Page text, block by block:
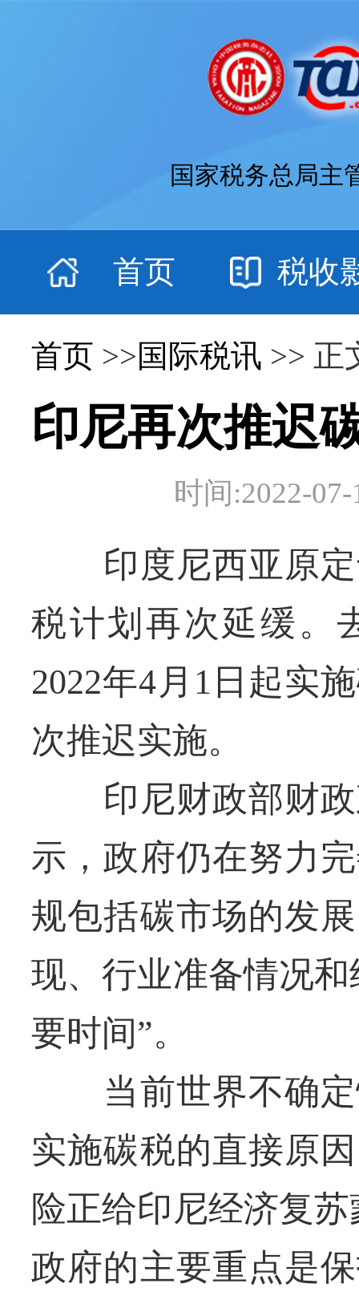
国家税务总局主
首页 税收
首页 >>国际税讯 >> 正
印尼再次推迟
时间:2022-
印度尼西亚原定
税计划再次延缓。
2022年4月1日起实
次推迟实施。
印尼财政部财政
示，政府仍在努力
规包括碳市场的发
现、行业准备情况
要时间”。
当前世界不确定
实施碳税的直接原
险正给印尼经济复
政府的主要重点是